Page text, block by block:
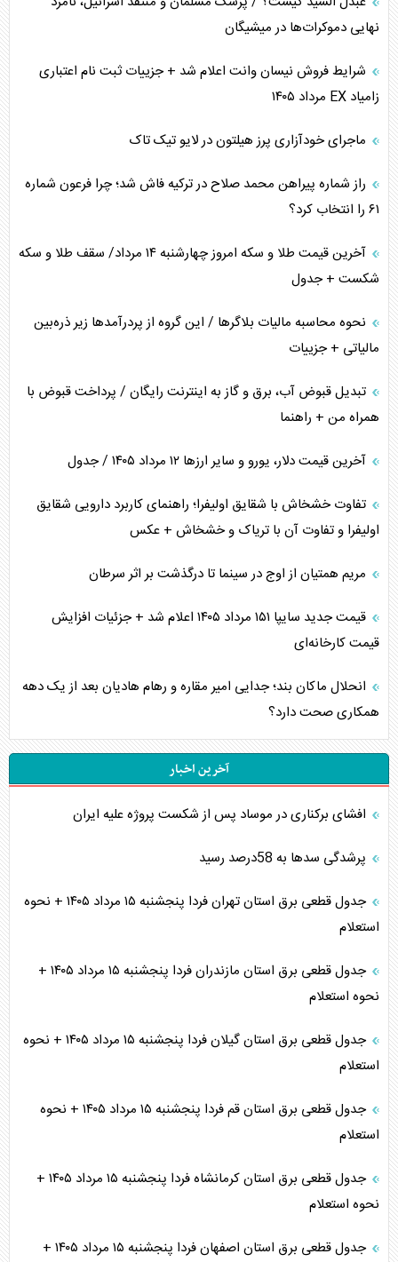
همسویی عربستان با سنتکام علیه متحدان ایران
ترامپ و توهم خلع سلاح حماس
چرا کویت به دنبال شریک امنیتی جدید است؟
اعتراف غرب به قدرت ایران در تثبیت معادلات
خطای راهبردی ترامپ مقابل برزیل
نهایی دموکرات‌ها در میشیگان
شرایط فروش نیسان وانت اعلام شد + جزییات ثبت نام اعتباری
زامیاد EX مرداد ۱۴۰۵
ماجرای خودآزاری پرز هیلتون در لایو تیک تاک
راز شماره پیراهن محمد صلاح در ترکیه فاش شد؛ چرا فرعون شماره
۶۱ را انتخاب کرد؟
آخرین قیمت طلا و سکه امروز چهارشنبه ۱۴ مرداد/ سقف طلا و سکه
شکست + جدول
نحوه محاسبه مالیات بلاگر‌ها / این گروه از پردرآمد‌ها زیر ذره‌بین
مالیاتی + جزییات
تبدیل قبوض آب، برق و گاز به اینترنت رایگان / پرداخت قبوض با
همراه من + راهنما
آخرین قیمت دلار، یورو و سایر ارز‌ها ۱۲ مرداد ۱۴۰۵ / جدول
تفاوت خشخاش با شقایق اولیفرا؛ راهنمای کاربرد دارویی شقایق
اولیفرا و تفاوت آن با تریاک و خشخاش + عکس
مریم همتیان از اوج در سینما تا درگذشت بر اثر سرطان
قیمت جدید سایپا ۱۵۱ مرداد ۱۴۰۵ اعلام شد + جزئیات افزایش
قیمت کارخانه‌ای
انحلال ماکان بند؛ جدایی امیر مقاره و رهام هادیان بعد از یک دهه
همکاری صحت دارد؟
آخرین اخبار
افشای برکناری در موساد پس از شکست پروژه علیه ایران
پرشدگی سدها به 58درصد رسید
جدول قطعی برق استان تهران فردا پنجشنبه ۱۵ مرداد ۱۴۰۵ + نحوه
استعلام
جدول قطعی برق استان مازندران فردا پنجشنبه ۱۵ مرداد ۱۴۰۵ +
نحوه استعلام
جدول قطعی برق استان گیلان فردا پنجشنبه ۱۵ مرداد ۱۴۰۵ + نحوه
استعلام
جدول قطعی برق استان قم فردا پنجشنبه ۱۵ مرداد ۱۴۰۵ + نحوه
استعلام
جدول قطعی برق استان کرمانشاه فردا پنجشنبه ۱۵ مرداد ۱۴۰۵ +
نحوه استعلام
جدول قطعی برق استان اصفهان فردا پنجشنبه ۱۵ مرداد ۱۴۰۵ +